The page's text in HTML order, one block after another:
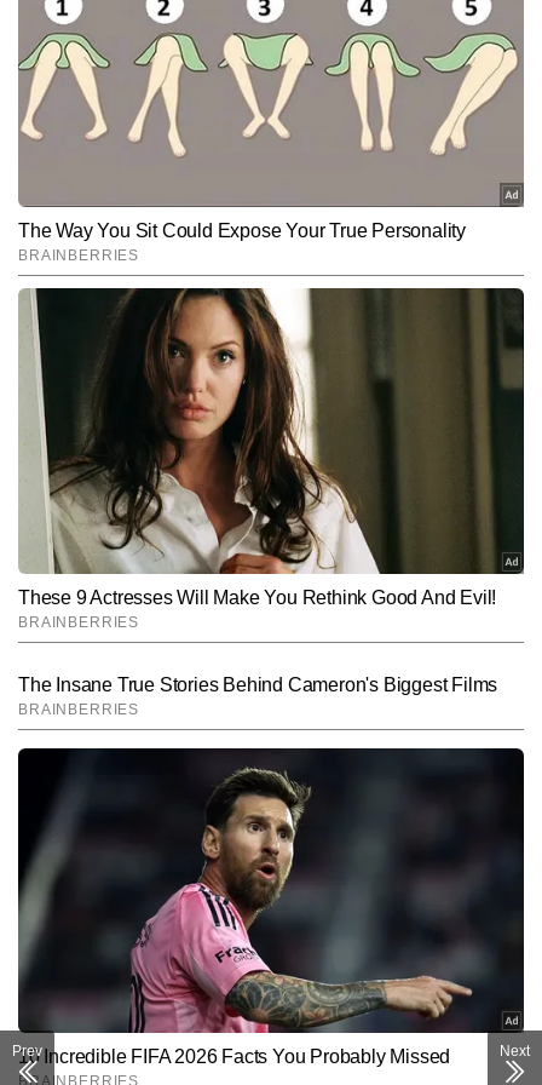
Hindi NewsIndia
शिव शुक्ला AUTHOR
शिव शुक्ला टाइम्स नाउ नवभारत डिजिटल में कार्यरत एक अनुभवी न्यूज राइटर हैं।
छह वर्षों के पेशेवर अनुभव के साथ वे डिजिटल पत्रकारिता में तेज, सटीक और
प्रभावी कंटेंट तैयार करने के लिए पहचाने जाते हैं। वह राष्ट्रीय-अंतरराष्ट्रीय
खबरों, राजनीतिक घटनाक्रमों और गहन विश्लेषण पर विशेष पकड़ रखते हैं। ब्रेकिंग
न्यूज कवरेज, लाइव ब्लॉग, एक्सप्लेनर और एनालिसिस आर्टिकल तैयार करने में उन्हें
विशेषज्ञता हासिल है। शिव शुक्ला 8,000 से अधिक न्यूज रिपोर्ट प्रकाशित कर
चुके हैं। मजबूत न्यूज सेंस, विश्लेषण क्षमता और स्पष्ट लेखन शैली उनकी खासियत
है। उन्हें नए स्थानों की यात्रा करना और किताबें पढ़ने का शौक है, जो उनकी लेखन
शैली एवं दृष्टिकोण को और समृद्ध बनाता है।
Follow Us:
Subscribe to our daily Newsletter!
Prev Next